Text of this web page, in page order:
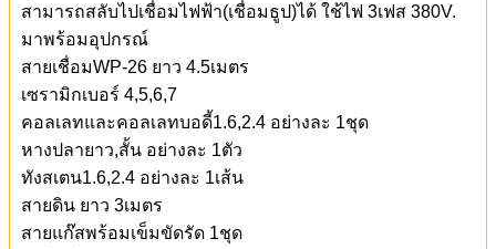
สามารถสลับไปเชื่อมไฟฟ้า(เชื่อมธูป)ได้ ใช้ไฟ 3เฟส 380V.
มาพร้อมอุปกรณ์
สายเชื่อมWP-26 ยาว 4.5เมตร
เซรามิกเบอร์ 4,5,6,7
คอลเลทและคอลเลทบอดี้1.6,2.4 อย่างละ 1ชุด
หางปลายาว,สั้น อย่างละ 1ตัว
ทังสเตน1.6,2.4 อย่างละ 1เส้น
สายดิน ยาว 3เมตร
สายแก๊สพร้อมเข็มขัดรัด 1ชุด